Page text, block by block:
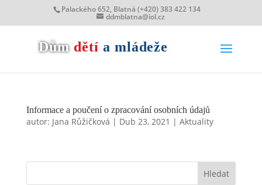
Palackého 652, Blatná (+420) 383 422 134
ddmblatna@iol.cz
Dům dětí a mládeže
Informace a poučení o zpracování osobních údajů
autor: Jana Růžičková | Dub 23, 2021 | Aktuality